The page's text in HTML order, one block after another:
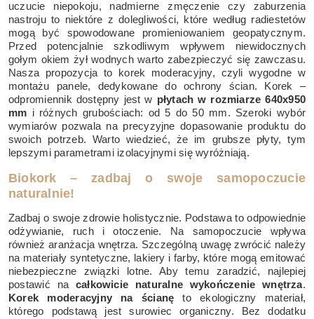
uczucie niepokoju, nadmierne zmęczenie czy zaburzenia
nastroju to niektóre z dolegliwości, które według radiestetów
mogą być spowodowane promieniowaniem geopatycznym.
Przed potencjalnie szkodliwym wpływem niewidocznych
gołym okiem żył wodnych warto zabezpieczyć się zawczasu.
Nasza propozycja to korek moderacyjny, czyli wygodne w
montażu panele, dedykowane do ochrony ścian. Korek –
odpromiennik dostępny jest w płytach w rozmiarze 640x950
mm i różnych grubościach: od 5 do 50 mm. Szeroki wybór
wymiarów pozwala na precyzyjne dopasowanie produktu do
swoich potrzeb. Warto wiedzieć, że im grubsze płyty, tym
lepszymi parametrami izolacyjnymi się wyróżniają.
Biokork – zadbaj o swoje samopoczucie
naturalnie!
Zadbaj o swoje zdrowie holistycznie. Podstawa to odpowiednie
odżywianie, ruch i otoczenie. Na samopoczucie wpływa
również aranżacja wnętrza. Szczególną uwagę zwrócić należy
na materiały syntetyczne, lakiery i farby, które mogą emitować
niebezpieczne związki lotne. Aby temu zaradzić, najlepiej
postawić na całkowicie naturalne wykończenie wnętrza.
Korek moderacyjny na ścianę to ekologiczny materiał,
którego podstawą jest surowiec organiczny. Bez dodatku